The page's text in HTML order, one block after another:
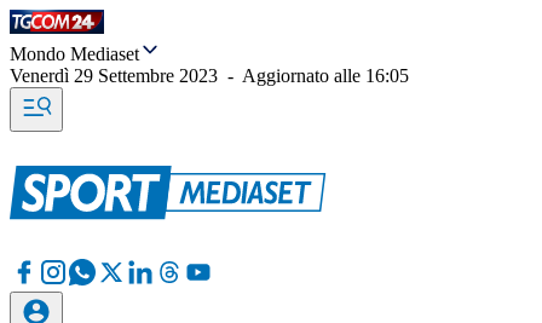
Mondo Mediaset
Venerdì 29 Settembre 2023 - Aggiornato alle 16:05